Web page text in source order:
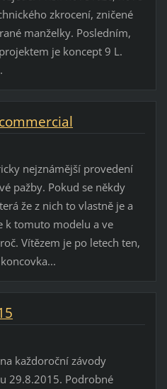
zkrocení, zničené
manželky. Posledním,
je koncept 9 L.
nejznámější provedení
pažby. Pokud se někdy
že z nich to vlastně je a
k tomuto modelu a ve
Vítězem je po letech ten,
každoroční závody
29.8.2015. Podrobné